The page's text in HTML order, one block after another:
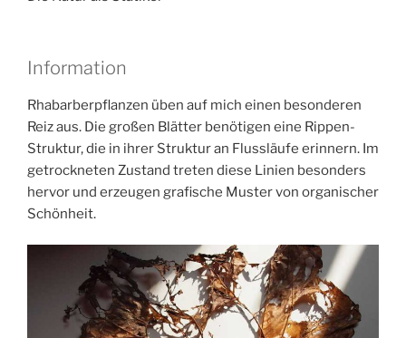
Information
Rhabarberpflanzen üben auf mich einen besonderen
Reiz aus. Die großen Blätter benötigen eine Rippen-
Struktur, die in ihrer Struktur an Flussläufe erinnern. Im
getrockneten Zustand treten diese Linien besonders
hervor und erzeugen grafische Muster von organischer
Schönheit.